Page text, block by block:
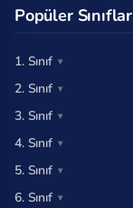
Popüler Sınıflar
1. Sınıf
2. Sınıf
3. Sınıf
4. Sınıf
5. Sınıf
6. Sınıf